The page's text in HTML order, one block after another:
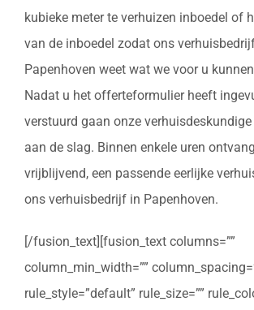
kubieke meter te verhuizen inboedel of
van de inboedel zodat ons
Papenhoven weet wat we voor u
Nadat u het offerteformulier heeft
verstuurd gaan onze
aan de slag. Binnen enkele uren
vrijblijvend, een passende eerlijke
ons verhuisbedrijf in Papenhoven.
[/fusion_text][fusion_text columns=””
column_min_width=””
rule_style=”default” rule_size=””